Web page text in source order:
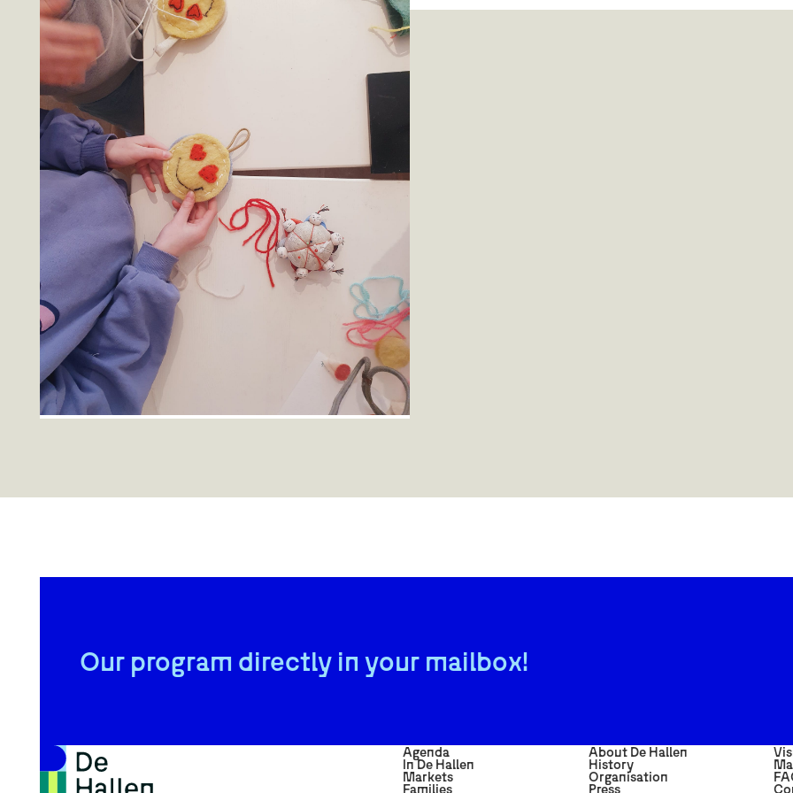
Our program directly in your mailbox!
Agenda
In De Hallen
Markets
Families
About De Hallen
History
Organisation
Press